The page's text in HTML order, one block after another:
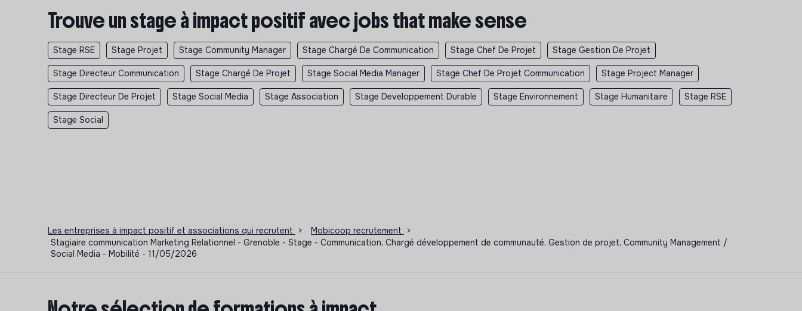
Trouve un stage à impact positif avec jobs that make sense
Stage RSE Stage Projet Stage Community Manager Stage Chargé De Communication Stage Chef De Projet Stage Gestion De Projet
Stage Directeur Communication Stage Chargé De Projet Stage Social Media Manager Stage Chef De Projet Communication Stage Project Manager
Stage Directeur De Projet Stage Social Media Stage Association Stage Developpement Durable Stage Environnement Stage Humanitaire Stage RSE
Stage Social
Les entreprises à impact positif et associations qui recrutent > Mobicoop recrutement
>
Stagiaire communication Marketing Relationnel - Grenoble - Stage - Communication, Chargé développement de communauté, Gestion de projet, Community Management /
Social Media - Mobilité - 11/05/2026